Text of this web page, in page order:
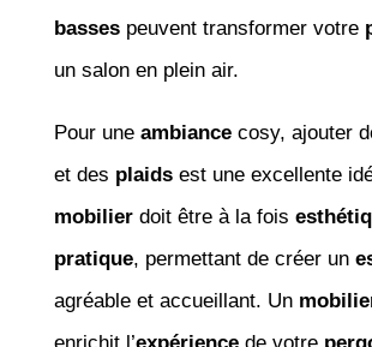
bassespeuvent transformer votre
un salon en plein air.
Pour une ambiancecosy, ajouter
et des plaidsest une excellente
mobilierdoit être à la fois
pratique, permettant de créer un
agréable et accueillant. Un